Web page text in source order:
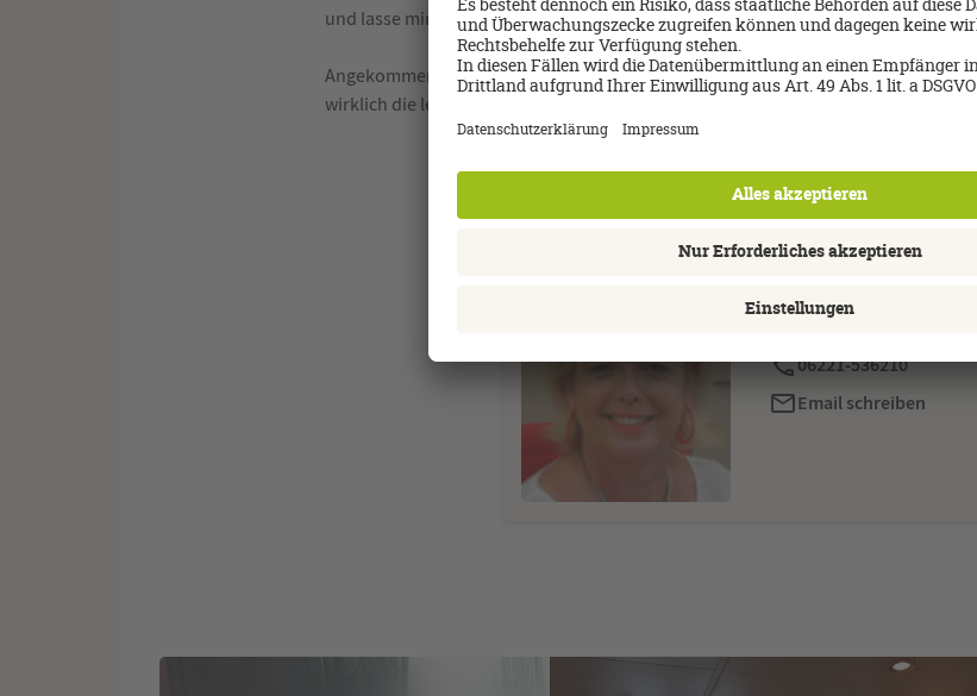
und lasse mir auf meinem bequemen Liegestuhl am Pooldeck einen kühlen Drink
Angekommen in Barcelona verlasse ich nach einem leckeren Frühstück gut
wirklich die letzten Tage mit viel Herzlichkeit aufgenommen hat.
Marion Schmidt
06221-536210
Email schreiben